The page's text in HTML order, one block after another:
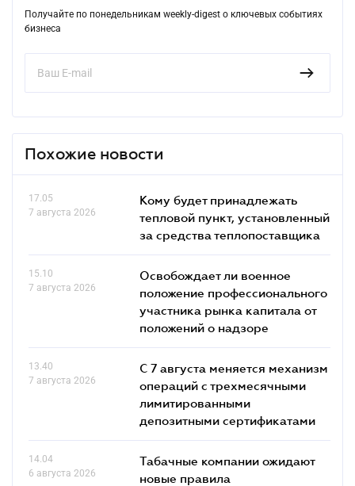
Получайте по понедельникам weekly-digest о ключевых событиях
бизнеса
Похожие новости
17.05
7 августа 2026
Кому будет принадлежать
тепловой пункт, установленный
за средства теплопоставщика
15.10
7 августа 2026
Освобождает ли военное
положение профессионального
участника рынка капитала от
положений о надзоре
13.40
7 августа 2026
С 7 августа меняется механизм
операций с трехмесячными
лимитированными
депозитными сертификатами
14.04
6 августа 2026
Табачные компании ожидают
новые правила